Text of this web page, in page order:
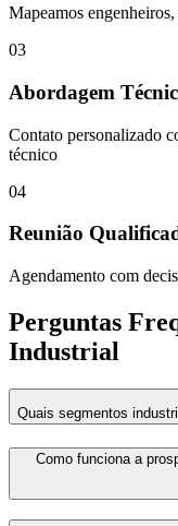
Mapeamos
03
Abordagem
Contato personalizado
técnico
04
Reunião
Agendamento com
Perguntas
Industrial
Quais segmentos
Como funciona a